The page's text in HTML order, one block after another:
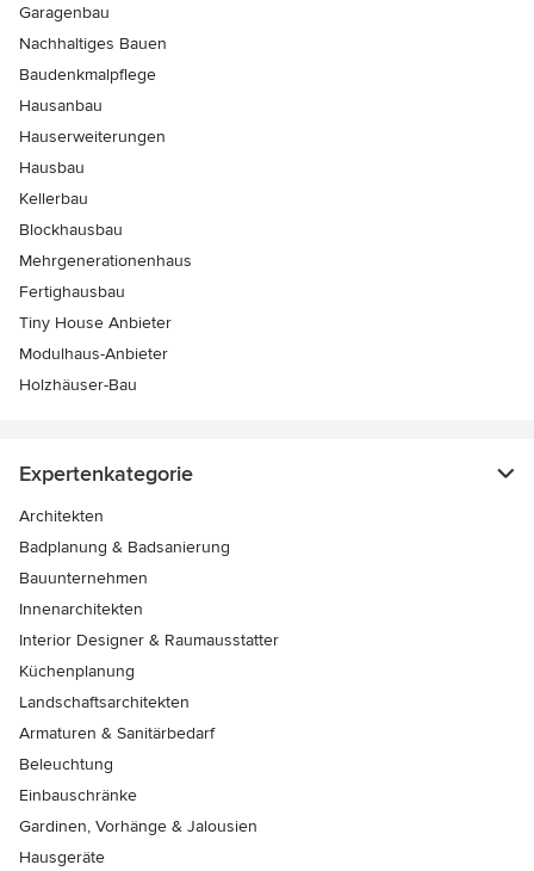
Garagenbau
Nachhaltiges Bauen
Baudenkmalpflege
Hausanbau
Hauserweiterungen
Hausbau
Kellerbau
Blockhausbau
Mehrgenerationenhaus
Fertighausbau
Tiny House Anbieter
Modulhaus-Anbieter
Holzhäuser-Bau
Expertenkategorie
Architekten
Badplanung & Badsanierung
Bauunternehmen
Innenarchitekten
Interior Designer & Raumausstatter
Küchenplanung
Landschaftsarchitekten
Armaturen & Sanitärbedarf
Beleuchtung
Einbauschränke
Gardinen, Vorhänge & Jalousien
Hausgeräte